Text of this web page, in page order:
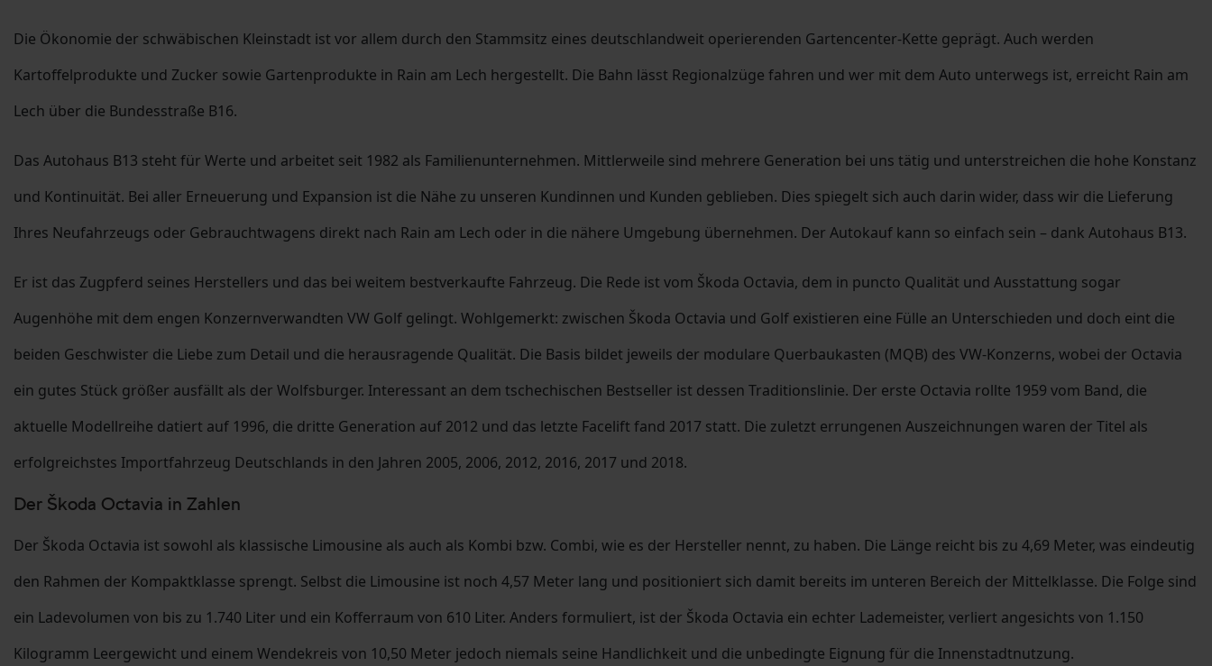
Die Ökonomie der schwäbischen Kleinstadt ist vor allem durch den Stammsitz eines deutschlandweit operierenden Gartencenter-Kette geprägt. Auch werden
Kartoffelprodukte und Zucker sowie Gartenprodukte in Rain am Lech hergestellt. Die Bahn lässt Regionalzüge fahren und wer mit dem Auto unterwegs ist, erreicht Rain am
Lech über die Bundesstraße B16.
Das Autohaus B13 steht für Werte und arbeitet seit 1982 als Familienunternehmen. Mittlerweile sind mehrere Generation bei uns tätig und unterstreichen die hohe Konstanz
und Kontinuität. Bei aller Erneuerung und Expansion ist die Nähe zu unseren Kundinnen und Kunden geblieben. Dies spiegelt sich auch darin wider, dass wir die Lieferung
Ihres Neufahrzeugs oder Gebrauchtwagens direkt nach Rain am Lech oder in die nähere Umgebung übernehmen. Der Autokauf kann so einfach sein – dank Autohaus B13.
Er ist das Zugpferd seines Herstellers und das bei weitem bestverkaufte Fahrzeug. Die Rede ist vom Škoda Octavia, dem in puncto Qualität und Ausstattung sogar
Augenhöhe mit dem engen Konzernverwandten VW Golf gelingt. Wohlgemerkt: zwischen Škoda Octavia und Golf existieren eine Fülle an Unterschieden und doch eint die
beiden Geschwister die Liebe zum Detail und die herausragende Qualität. Die Basis bildet jeweils der modulare Querbaukasten (MQB) des VW-Konzerns, wobei der Octavia
ein gutes Stück größer ausfällt als der Wolfsburger. Interessant an dem tschechischen Bestseller ist dessen Traditionslinie. Der erste Octavia rollte 1959 vom Band, die
aktuelle Modellreihe datiert auf 1996, die dritte Generation auf 2012 und das letzte Facelift fand 2017 statt. Die zuletzt errungenen Auszeichnungen waren der Titel als
erfolgreichstes Importfahrzeug Deutschlands in den Jahren 2005, 2006, 2012, 2016, 2017 und 2018.
Der Škoda Octavia in Zahlen
Der Škoda Octavia ist sowohl als klassische Limousine als auch als Kombi bzw. Combi, wie es der Hersteller nennt, zu haben. Die Länge reicht bis zu 4,69 Meter, was eindeutig
den Rahmen der Kompaktklasse sprengt. Selbst die Limousine ist noch 4,57 Meter lang und positioniert sich damit bereits im unteren Bereich der Mittelklasse. Die Folge sind
ein Ladevolumen von bis zu 1.740 Liter und ein Kofferraum von 610 Liter. Anders formuliert, ist der Škoda Octavia ein echter Lademeister, verliert angesichts von 1.150
Kilogramm Leergewicht und einem Wendekreis von 10,50 Meter jedoch niemals seine Handlichkeit und die unbedingte Eignung für die Innenstadtnutzung.